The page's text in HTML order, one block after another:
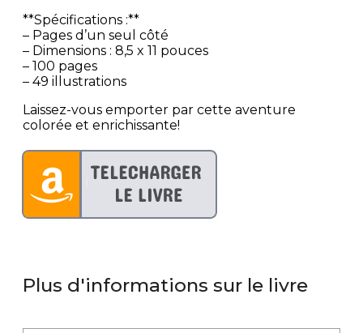
**Spécifications :**
– Pages d’un seul côté
– Dimensions : 8,5 x 11 pouces
– 100 pages
– 49 illustrations
Laissez-vous emporter par cette aventure
colorée et enrichissante!
Plus d'informations sur le livre